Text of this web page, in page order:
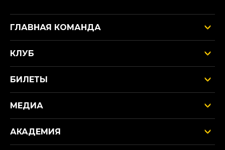
ГЛАВНАЯ КОМАНДА
КЛУБ
БИЛЕТЫ
МЕДИА
АКАДЕМИЯ